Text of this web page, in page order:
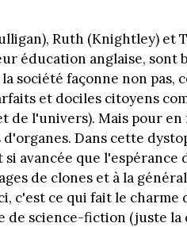
Ruth (Knightley) et
éducation anglaise, sont
société façonne non pas,
et dociles citoyens
de l'univers). Mais pour
Dans cette
avancée que l'espérance
de clones et à la
c'est ce qui fait le charme
science-fiction (juste la